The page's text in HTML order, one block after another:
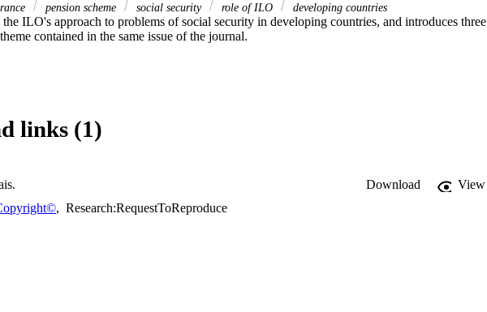
pension scheme social security role of ILO developing countries
the ILO's approach to problems of social security in developing countries, and introduces three
contained in the same issue of the journal.
links (1)
Download
View
, Research:RequestToReproduce